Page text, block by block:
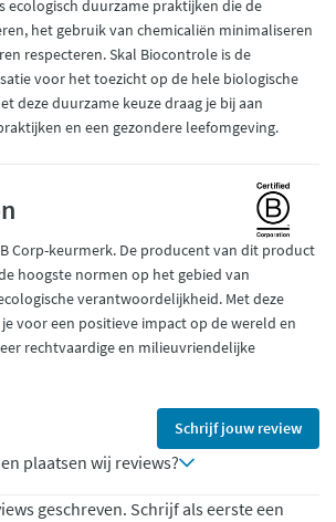
ecologisch duurzame praktijken die de
het gebruik van chemicaliën minimaliseren
respecteren. Skal Biocontrole is de
voor het toezicht op de hele biologische
deze duurzame keuze draag je bij aan
en een gezondere leefomgeving.
Corp-keurmerk. De producent van dit product
hoogste normen op het gebied van
verantwoordelijkheid. Met deze
voor een positieve impact op de wereld en
rechtvaardige en milieuvriendelijke
Schrijf jouw review
plaatsen wij reviews?
geschreven. Schrijf als eerste een